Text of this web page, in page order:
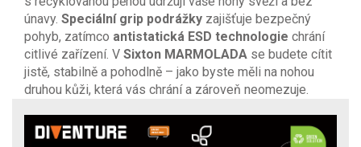
únavy. Speciální grip podrážky zajišťuje bezpečný
pohyb, zatímco antistatická ESD technologie chrání
citlivé zařízení. V Sixton MARMOLADA se budete cítit
jistě, stabilně a pohodlně – jako byste měli na nohou
druhou kůži, která vás chrání a zároveň neomezuje.